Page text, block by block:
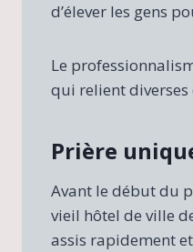
d’élever les gens
Le
qui relient diverses
Prière
Avant le début du
vieil hôtel de ville
assis rapidement